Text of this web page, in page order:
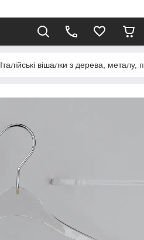
Італійські вішалки з дерева, металу,